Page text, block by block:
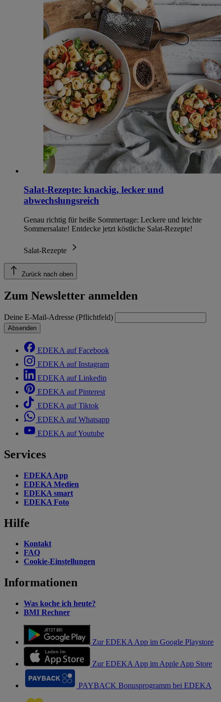
Salat-Rezepte: knackig, lecker und
abwechslungsreich
Genau richtig für heiße Sommertage: Leckere und leichte
Sommersalate! Entdecke jetzt köstliche Salat-Rezepte!
Salat-Rezepte
Zurück nach oben
Zum Newsletter anmelden
Deine E-Mail-Adresse (Pflichtfeld)
Absenden
EDEKA auf Facebook
EDEKA auf Instagram
EDEKA auf Linkedin
EDEKA auf Pinterest
EDEKA auf Tiktok
EDEKA auf Whatsapp
EDEKA auf Youtube
Services
EDEKA App
EDEKA Medien
EDEKA smart
EDEKA Foto
Hilfe
Kontakt
FAQ
Cookie-Einstellungen
Informationen
Was koche ich heute?
BMI Rechner
Zur EDEKA App im Google Playstore
Zur EDEKA App im Apple App Store
PAYBACK Bonusprogramm bei EDEKA